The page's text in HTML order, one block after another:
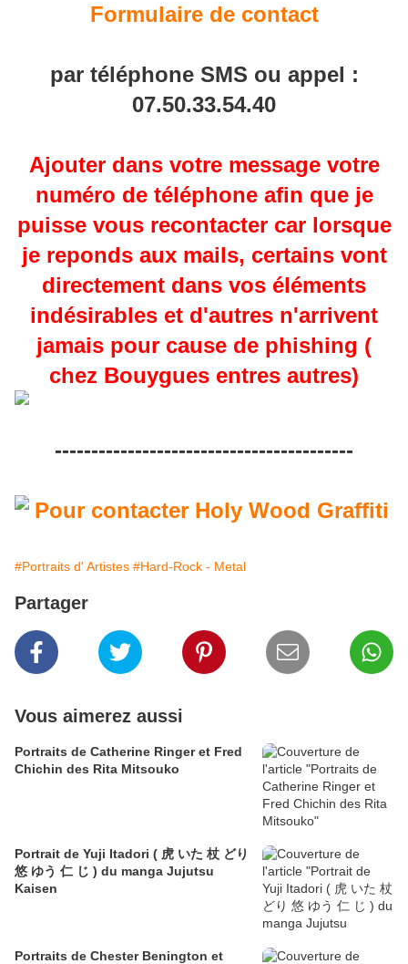
Formulaire de contact
par téléphone SMS ou appel :
07.50.33.54.40
Ajouter dans votre message votre
numéro de téléphone afin que je
puisse vous recontacter car lorsque
je reponds aux mails, certains vont
directement dans vos éléments
indésirables et d'autres n'arrivent
jamais pour cause de phishing (
chez Bouygues entres autres)
-----------------------------------------
#Portraits d' Artistes #Hard-Rock - Metal
Partager
Vous aimerez aussi
Portraits de Catherine Ringer et Fred
Chichin des Rita Mitsouko
Portrait de Yuji Itadori ( 虎 いた 杖 どり
悠 ゆう 仁 じ ) du manga Jujutsu
Kaisen
Portraits de Chester Benington et